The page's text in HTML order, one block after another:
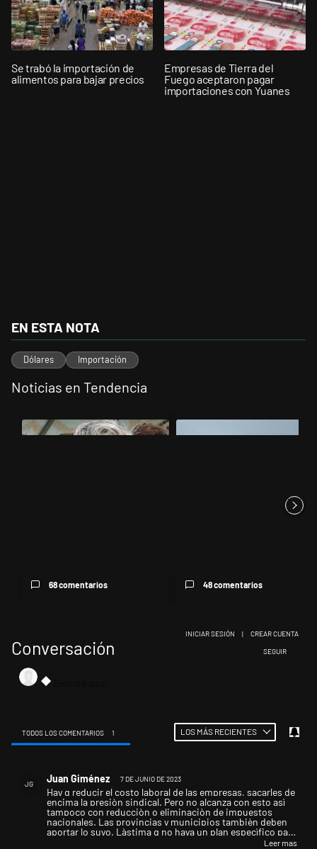
Se trabó la importación de
alimentos para bajar precios
Empresas de Tierra del
Fuego aceptaron pagar
importaciones con Yuanes
EN ESTA NOTA
Dólares Importación
Noticias en Tendencia
Un artículo de tendencia con el título "Murió Jorge Messi, el papá de
68 comentarios
Un artículo de tendencia con el
48 comentarios
Conversación SIGA ESTA
SEGUIR
INICIAR SESIÓN | CREAR CUENTA
TODOS LOS COMENTARIOS 1 LOS MÁS RECIENTES
JG Juan Giménez 7 DE JUNIO DE 2023
Hay q reducir el costo laboral de las empresas, sacarles de
encima la presiòn sindical. Pero no alcanza con esto asì
tampoco con reducciòn o eliminaciòn de impuestos
nacionales. Las provincias y municipios tambièn deben
aportar lo suyo. Làstima q no haya un plan especìfico para
superar el parate. O no saben o no quieren hacerlo. Una
Leer mas